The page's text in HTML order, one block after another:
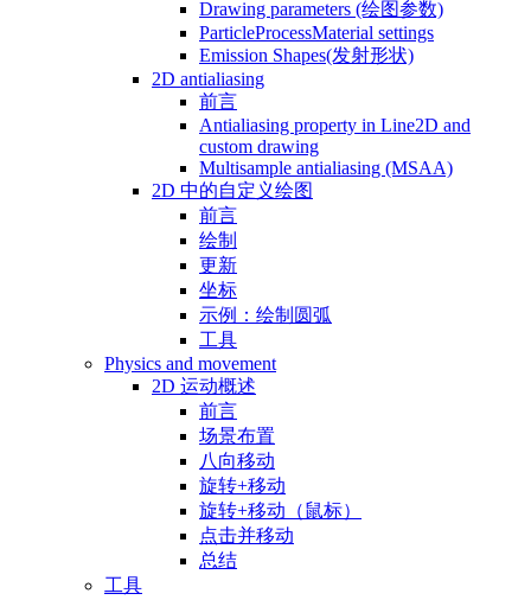
Drawing parameters (绘图参数)
ParticleProcessMaterial settings
Emission Shapes(发射形状)
2D antialiasing
前言
Antialiasing property in Line2D and
custom drawing
Multisample antialiasing (MSAA)
2D 中的自定义绘图
前言
绘制
更新
坐标
示例：绘制圆弧
工具
Physics and movement
2D 运动概述
前言
场景布置
八向移动
旋转+移动
旋转+移动（鼠标）
点击并移动
总结
工具